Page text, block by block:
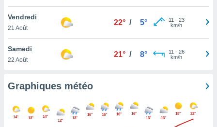
cas,
que
sur le
ne
Vendredi
21 Août
22° / 5° 11 - 23
km/h
Samedi
22 Août
21° / 8° 11 - 26
km/h
Graphiques météo
14° 13°
14°
12°
13°
16° 16° 16°
16°
13°
13°
18° 22°